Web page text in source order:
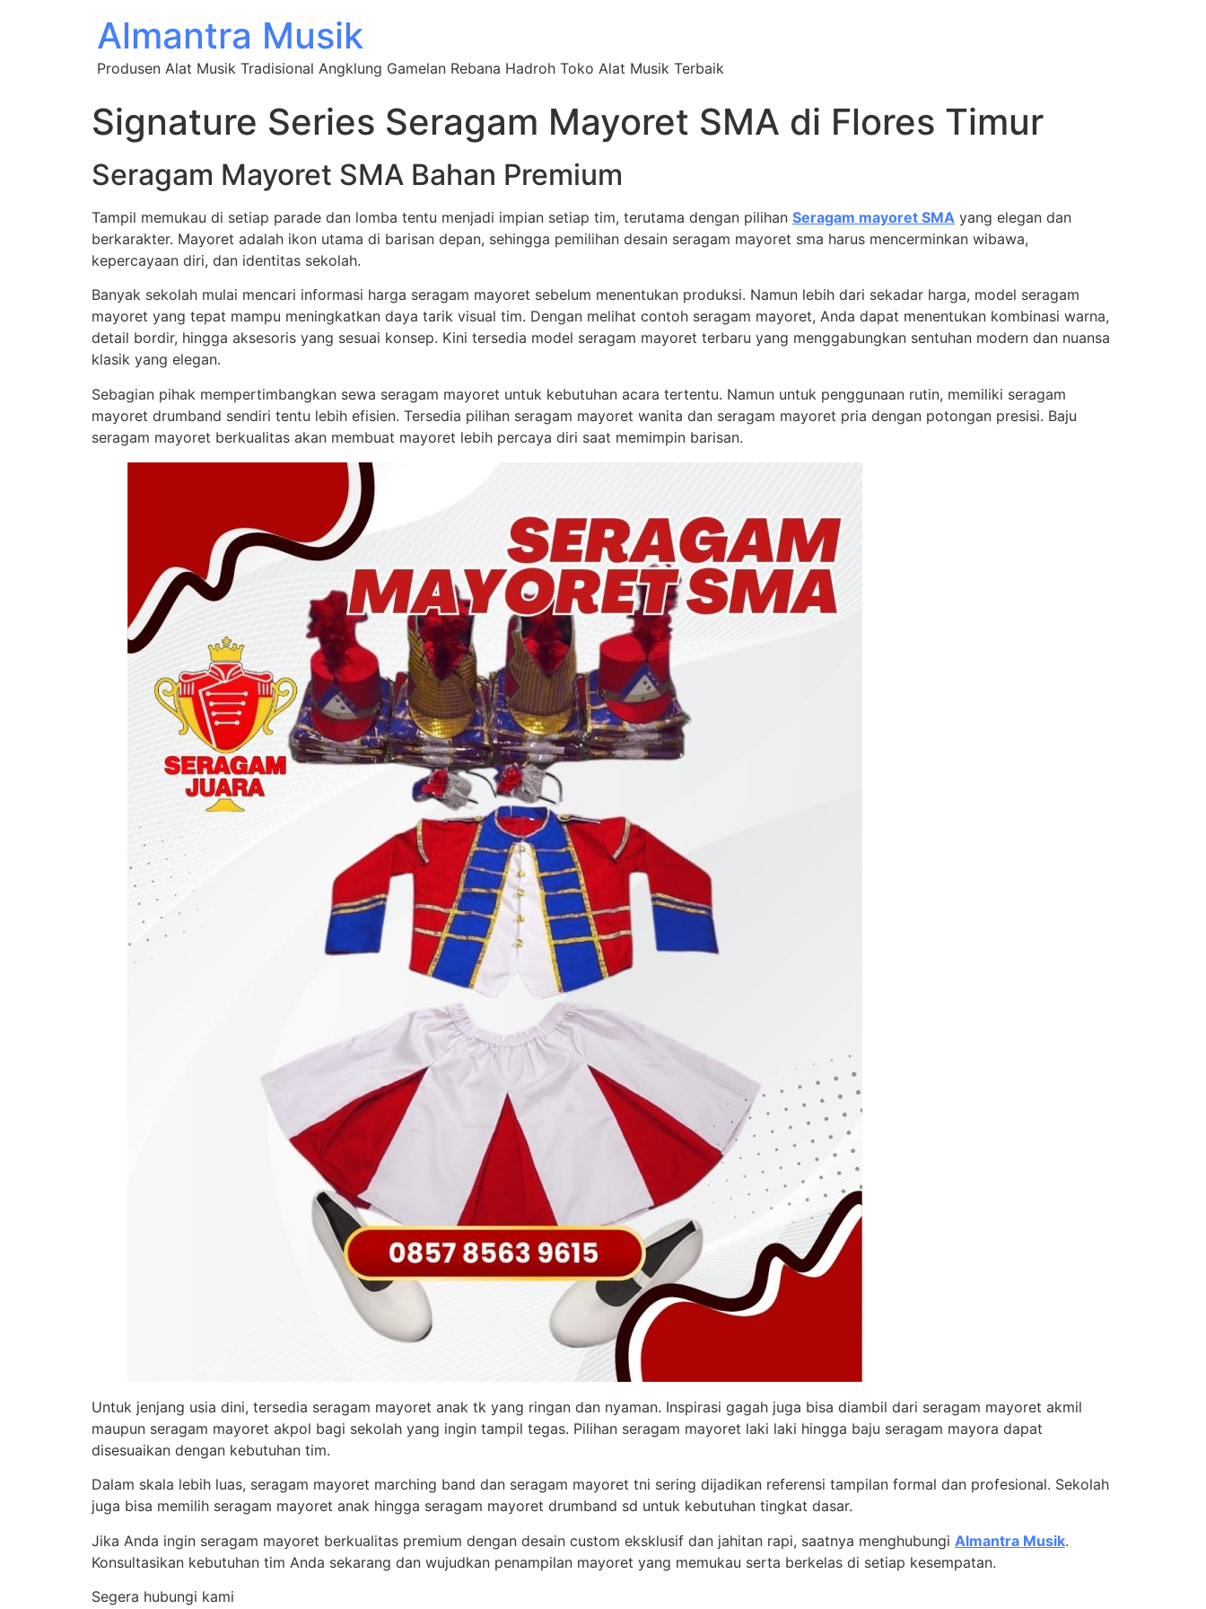
Almantra Musik
Produsen Alat Musik Tradisional Angklung Gamelan Rebana Hadroh Toko Alat Musik Terbaik
Signature Series Seragam Mayoret SMA di Flores Timur
Seragam Mayoret SMA Bahan Premium
Tampil memukau di setiap parade dan lomba tentu menjadi impian setiap tim, terutama dengan pilihan Seragam mayoret SMA yang elegan dan
berkarakter. Mayoret adalah ikon utama di barisan depan, sehingga pemilihan desain seragam mayoret sma harus mencerminkan wibawa,
kepercayaan diri, dan identitas sekolah.
Banyak sekolah mulai mencari informasi harga seragam mayoret sebelum menentukan produksi. Namun lebih dari sekadar harga, model seragam
mayoret yang tepat mampu meningkatkan daya tarik visual tim. Dengan melihat contoh seragam mayoret, Anda dapat menentukan kombinasi warna,
detail bordir, hingga aksesoris yang sesuai konsep. Kini tersedia model seragam mayoret terbaru yang menggabungkan sentuhan modern dan nuansa
klasik yang elegan.
Sebagian pihak mempertimbangkan sewa seragam mayoret untuk kebutuhan acara tertentu. Namun untuk penggunaan rutin, memiliki seragam
mayoret drumband sendiri tentu lebih efisien. Tersedia pilihan seragam mayoret wanita dan seragam mayoret pria dengan potongan presisi. Baju
seragam mayoret berkualitas akan membuat mayoret lebih percaya diri saat memimpin barisan.
Untuk jenjang usia dini, tersedia seragam mayoret anak tk yang ringan dan nyaman. Inspirasi gagah juga bisa diambil dari seragam mayoret akmil
maupun seragam mayoret akpol bagi sekolah yang ingin tampil tegas. Pilihan seragam mayoret laki laki hingga baju seragam mayora dapat
disesuaikan dengan kebutuhan tim.
Dalam skala lebih luas, seragam mayoret marching band dan seragam mayoret tni sering dijadikan referensi tampilan formal dan profesional. Sekolah
juga bisa memilih seragam mayoret anak hingga seragam mayoret drumband sd untuk kebutuhan tingkat dasar.
Jika Anda ingin seragam mayoret berkualitas premium dengan desain custom eksklusif dan jahitan rapi, saatnya menghubungi Almantra Musik.
Konsultasikan kebutuhan tim Anda sekarang dan wujudkan penampilan mayoret yang memukau serta berkelas di setiap kesempatan.
Segera hubungi kami